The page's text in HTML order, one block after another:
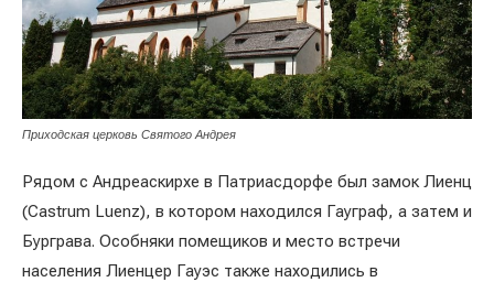
Приходская церковь Святого Андрея
Рядом с Андреаскирхе в Патриасдорфе был замок Лиенц
(Castrum Luenz), в котором находился Гауграф, а затем и
Бурграва. Особняки помещиков и место встречи
населения Лиенцер Гауэс также находились в